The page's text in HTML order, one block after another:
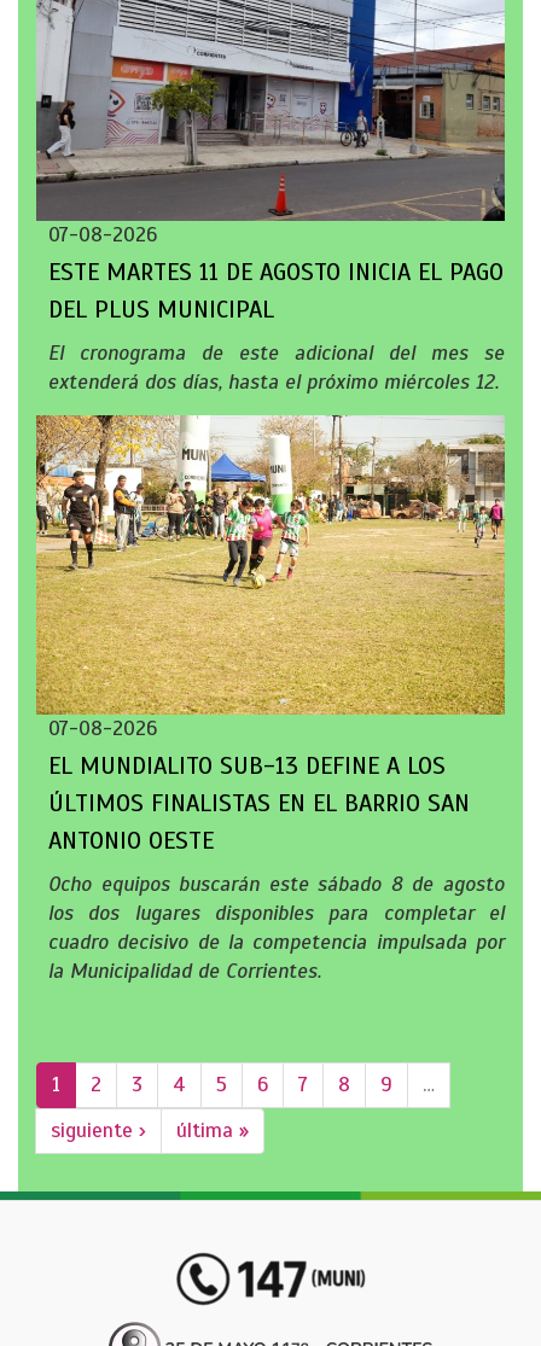
07-08-2026
ESTE MARTES 11 DE AGOSTO INICIA EL PAGO
DEL PLUS MUNICIPAL
El cronograma de este adicional del mes se
extenderá dos días, hasta el próximo miércoles 12.
07-08-2026
EL MUNDIALITO SUB-13 DEFINE A LOS
ÚLTIMOS FINALISTAS EN EL BARRIO SAN
ANTONIO OESTE
Ocho equipos buscarán este sábado 8 de agosto
los dos lugares disponibles para completar el
cuadro decisivo de la competencia impulsada por
la Municipalidad de Corrientes.
1 2 3 4 5 6 7 8 9
…
siguiente ›
última »